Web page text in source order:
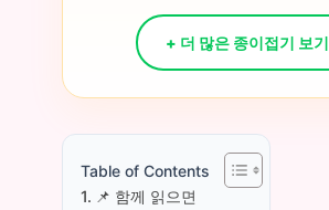
+ 더 많은 종이접기 보기
Table of Contents
📌 함께 읽으면